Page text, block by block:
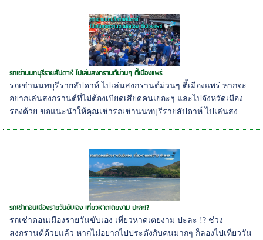
รถเช่านนทบุรีรายสัปดาห์ ไปเล่นสงกรานต์ม่วนๆ ตี้เมืองแพร่
รถเช่านนทบุรีรายสัปดาห์ ไปเล่นสงกรานต์ม่วนๆ ตี้เมืองแพร่ หากจะ
อยากเล่นสงกรานต์ที่ไม่ต้องเบียดเสียดคนเยอะๆ และไปจังหวัดเมือง
รองด้วย ขอแนะนำให้คุณเช่ารถเช่านนทบุรีรายสัปดาห์ ไปเล่นสง...
รถเช่าดอนเมืองรายวันขับเอง เที่ยวหาดเตยงาม ปะละ!?
รถเช่าดอนเมืองรายวันขับเอง เที่ยวหาดเตยงาม ปะละ !? ช่วง
สงกรานต์ด้วยแล้ว หากไม่อยากไปประดังกับคนมากๆ ก็ลองไปเที่ยววัน